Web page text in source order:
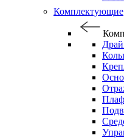
Комплектующие